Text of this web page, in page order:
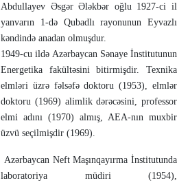
Abdullayev Əsgər Ələkbər oğlu 1927-ci il
yanvarın 1-də Qubadlı rayonunun Eyvazlı
kəndində anadan olmuşdur.
1949-cu ildə Azərbaycan Sənaye İns­ti­tutunun
Energetika fakültəsini bitir­mişdir. Texnika
elmləri üzrə fəlsəfə doktoru (1953), elmlər
doktoru (1969) alimlik dərəcəsini, professor
elmi adını (1970) almış, AEA-nın mux­bir
üzvü seçilmişdir (1969).
Azərbaycan Neft Maşınqayırma İns­ti­tutunda
laboratoriya müdiri (1954),